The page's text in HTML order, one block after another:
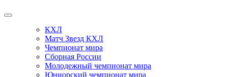
КХЛ
Матч Звезд КХЛ
Чемпионат мира
Сборная России
Молодежный чемпионат мира
Юниорский чемпионат мира